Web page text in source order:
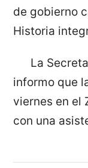
de gobierno
Historia
La
informo que
viernes en el
con una